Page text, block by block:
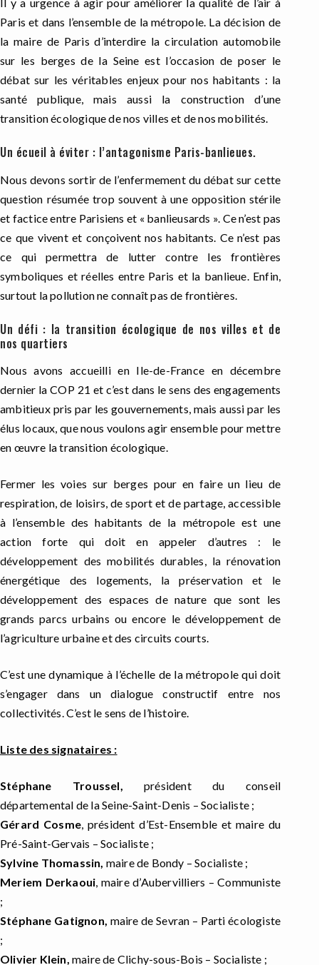
Paris et dans l’ensemble de la métropole. La décision de
la maire de Paris d’interdire la circulation automobile
sur les berges de la Seine est l’occasion de poser le
débat sur les véritables enjeux pour nos habitants : la
santé publique, mais aussi la construction d’une
transition écologique de nos villes et de nos mobilités.
Un écueil à éviter : l’antagonisme Paris-banlieues.
Nous devons sortir de l’enfermement du débat sur cette
question résumée trop souvent à une opposition stérile
et factice entre Parisiens et « banlieusards ». Ce n’est pas
ce que vivent et conçoivent nos habitants. Ce n’est pas
ce qui permettra de lutter contre les frontières
symboliques et réelles entre Paris et la banlieue. Enfin,
surtout la pollution ne connaît pas de frontières.
Un défi : la transition écologique de nos villes et de
nos quartiers
Nous avons accueilli en Ile-de-France en décembre
dernier la COP 21 et c’est dans le sens des engagements
ambitieux pris par les gouvernements, mais aussi par les
élus locaux, que nous voulons agir ensemble pour mettre
en œuvre la transition écologique.
Fermer les voies sur berges pour en faire un lieu de
respiration, de loisirs, de sport et de partage, accessible
à l’ensemble des habitants de la métropole est une
action forte qui doit en appeler d’autres : le
développement des mobilités durables, la rénovation
énergétique des logements, la préservation et le
développement des espaces de nature que sont les
grands parcs urbains ou encore le développement de
l’agriculture urbaine et des circuits courts.
C’est une dynamique à l’échelle de la métropole qui doit
s’engager dans un dialogue constructif entre nos
collectivités. C’est le sens de l’histoire.
Liste des signataires :
Stéphane Troussel, président du conseil
départemental de la Seine-Saint-Denis – Socialiste ;
Gérard Cosme, président d’Est-Ensemble et maire du
Pré-Saint-Gervais – Socialiste ;
Sylvine Thomassin, maire de Bondy – Socialiste ;
Meriem Derkaoui, maire d’Aubervilliers – Communiste
;
Stéphane Gatignon, maire de Sevran – Parti écologiste
;
Olivier Klein, maire de Clichy-sous-Bois – Socialiste ;